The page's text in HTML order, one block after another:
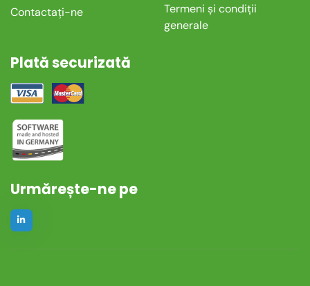
Contactați-ne
Termeni și condiții
generale
Plată securizată
Urmărește-ne pe